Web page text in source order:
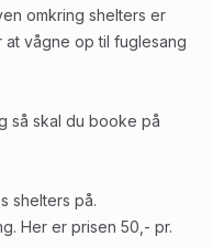
omkring shelters er
vågne op til fuglesang
så skal du booke på
shelters på.
Her er prisen 50,- pr.